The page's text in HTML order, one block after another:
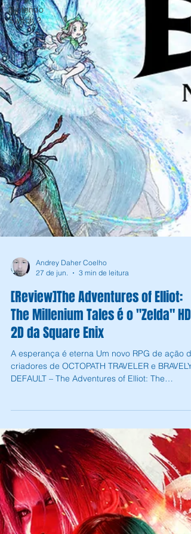
Nintendo
Switch 2
Andrey Daher Coelho
[Review]The Adventures of Elliot:
The Millenium Tales é o "Zelda" HD
criadores de OCTOPATH TRAVELER e BRAVELY
DEFAULT – The Adventures of Elliot: The
Millennium Tales combina visuais deslumbrantes
em HD-2D e jogabilidade de ação e aventura
emocionante pela primeira vez! Num recanto de
um continente infestado por tribos ferais, o
Kingdom of Huther é o último reduto da
humanidade, mantido em segurança por uma